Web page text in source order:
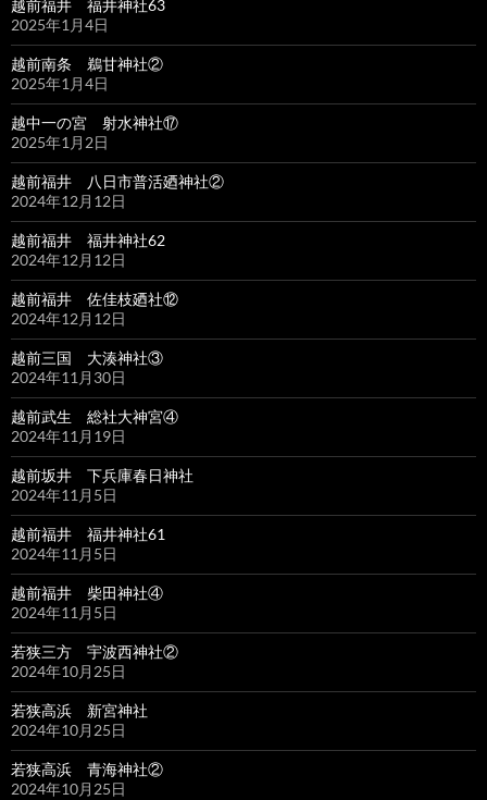
越前福井 福井神社63
2025年1月4日
越前南条 鵜甘神社②
2025年1月4日
越中一の宮 射水神社⑰
2025年1月2日
越前福井 八日市普活廼神社②
2024年12月12日
越前福井 福井神社62
2024年12月12日
越前福井 佐佳枝廼社⑫
2024年12月12日
越前三国 大湊神社③
2024年11月30日
越前武生 総社大神宮④
2024年11月19日
越前坂井 下兵庫春日神社
2024年11月5日
越前福井 福井神社61
2024年11月5日
越前福井 柴田神社④
2024年11月5日
若狭三方 宇波西神社②
2024年10月25日
若狭高浜 新宮神社
2024年10月25日
若狭高浜 青海神社②
2024年10月25日